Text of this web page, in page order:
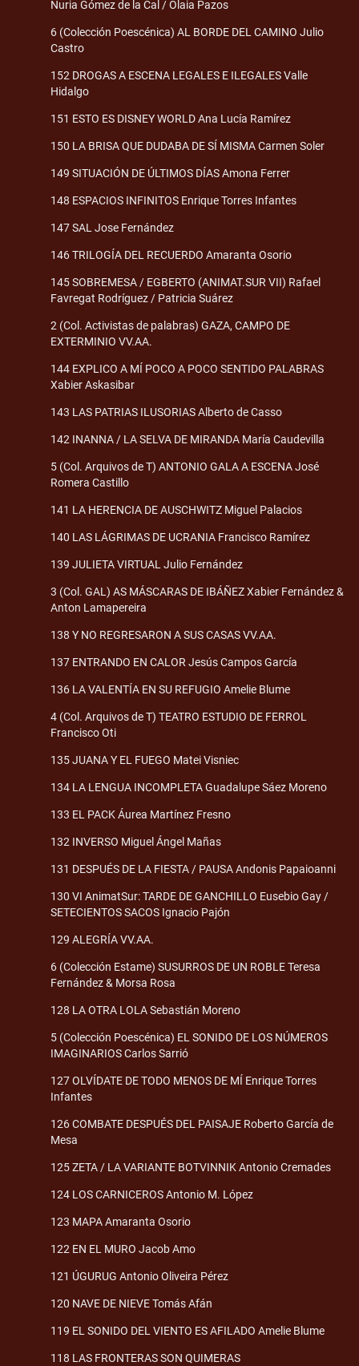
Nuria Gómez de la Cal / Olaia Pazos
6 (Colección Poescénica) AL BORDE DEL CAMINO Julio
Castro
152 DROGAS A ESCENA LEGALES E ILEGALES Valle
Hidalgo
151 ESTO ES DISNEY WORLD Ana Lucía Ramírez
150 LA BRISA QUE DUDABA DE SÍ MISMA Carmen Soler
149 SITUACIÓN DE ÚLTIMOS DÍAS Amona Ferrer
148 ESPACIOS INFINITOS Enrique Torres Infantes
147 SAL Jose Fernández
146 TRILOGÍA DEL RECUERDO Amaranta Osorio
145 SOBREMESA / EGBERTO (ANIMAT.SUR VII) Rafael
Favregat Rodríguez / Patricia Suárez
2 (Col. Activistas de palabras) GAZA, CAMPO DE
EXTERMINIO VV.AA.
144 EXPLICO A MÍ POCO A POCO SENTIDO PALABRAS
Xabier Askasibar
143 LAS PATRIAS ILUSORIAS Alberto de Casso
142 INANNA / LA SELVA DE MIRANDA María Caudevilla
5 (Col. Arquivos de T) ANTONIO GALA A ESCENA José
Romera Castillo
141 LA HERENCIA DE AUSCHWITZ Miguel Palacios
140 LAS LÁGRIMAS DE UCRANIA Francisco Ramírez
139 JULIETA VIRTUAL Julio Fernández
3 (Col. GAL) AS MÁSCARAS DE IBÁÑEZ Xabier Fernández &
Anton Lamapereira
138 Y NO REGRESARON A SUS CASAS VV.AA.
137 ENTRANDO EN CALOR Jesús Campos García
136 LA VALENTÍA EN SU REFUGIO Amelie Blume
4 (Col. Arquivos de T) TEATRO ESTUDIO DE FERROL
Francisco Oti
135 JUANA Y EL FUEGO Matei Visniec
134 LA LENGUA INCOMPLETA Guadalupe Sáez Moreno
133 EL PACK Áurea Martínez Fresno
132 INVERSO Miguel Ángel Mañas
131 DESPUÉS DE LA FIESTA / PAUSA Andonis Papaioanni
130 VI AnimatSur: TARDE DE GANCHILLO Eusebio Gay /
SETECIENTOS SACOS Ignacio Pajón
129 ALEGRÍA VV.AA.
6 (Colección Estame) SUSURROS DE UN ROBLE Teresa
Fernández & Morsa Rosa
128 LA OTRA LOLA Sebastián Moreno
5 (Colección Poescénica) EL SONIDO DE LOS NÚMEROS
IMAGINARIOS Carlos Sarrió
127 OLVÍDATE DE TODO MENOS DE MÍ Enrique Torres
Infantes
126 COMBATE DESPUÉS DEL PAISAJE Roberto García de
Mesa
125 ZETA / LA VARIANTE BOTVINNIK Antonio Cremades
124 LOS CARNICEROS Antonio M. López
123 MAPA Amaranta Osorio
122 EN EL MURO Jacob Amo
121 ÚGURUG Antonio Oliveira Pérez
120 NAVE DE NIEVE Tomás Afán
119 EL SONIDO DEL VIENTO ES AFILADO Amelie Blume
118 LAS FRONTERAS SON QUIMERAS